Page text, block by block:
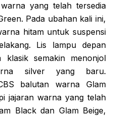
yang telah tersedia
Pada ubahan kali ini,
hitam untuk suspensi
Lis lampu depan
klasik semakin menonjol
silver yang baru.
balutan warna Glam
jajaran warna yang telah
Black dan Glam Beige,